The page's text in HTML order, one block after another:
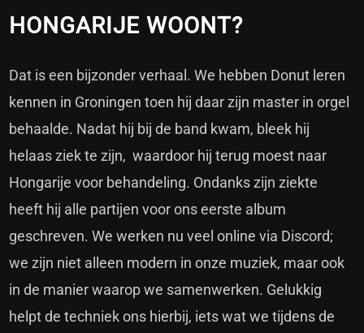
HONGARIJE WOONT?
Dat is een bijzonder verhaal. We hebben Donut leren
kennen in Groningen toen hij daar zijn master in orgel
behaalde. Nadat hij bij de band kwam, bleek hij
helaas ziek te zijn, waardoor hij terug moest naar
Hongarije voor behandeling. Ondanks zijn ziekte
heeft hij alle partijen voor ons eerste album
geschreven. We werken nu veel online via Discord;
we zijn niet alleen modern in onze muziek, maar ook
in de manier waarop we samenwerken. Gelukkig
helpt de techniek ons hierbij, iets wat we tijdens de